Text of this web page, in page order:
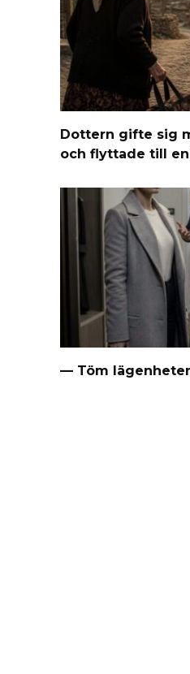
Dottern gifte sig
och flyttade till
— Töm